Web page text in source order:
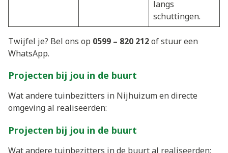
langs
schuttingen.
Twijfel je? Bel ons op 0599 – 820 212of stuur een
WhatsApp.
Projecten bij jou in de buurt
Wat andere tuinbezitters in Nijhuizum en directe
omgeving al realiseerden:
Projecten bij jou in de buurt
Wat andere tuinbezitters in de buurt al realiseerden: